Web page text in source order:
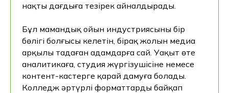
нақты дағдыға тезірек айналдырады.
Бұл мамандық ойын индустриясының бір
бөлігі болғысы келетін, бірақ жолын медиа
арқылы таңдаған адамдарға сай. Уақыт өте
аналитикаға, студия жүргізушісіне немесе
контент-кастерге қарай дамуға болады.
Колледж әртүрлі форматтарды байқап